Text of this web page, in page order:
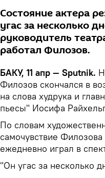
Состояние актера
угас за несколько
руководитель
работал Филозов.
БАКУ, 11 апр — Sputnik.
Филозов скончался в
на слова худрука и
пьесы" Иосифа
По словам
самочувствие
ежедневно играл в
"Он угас за несколько